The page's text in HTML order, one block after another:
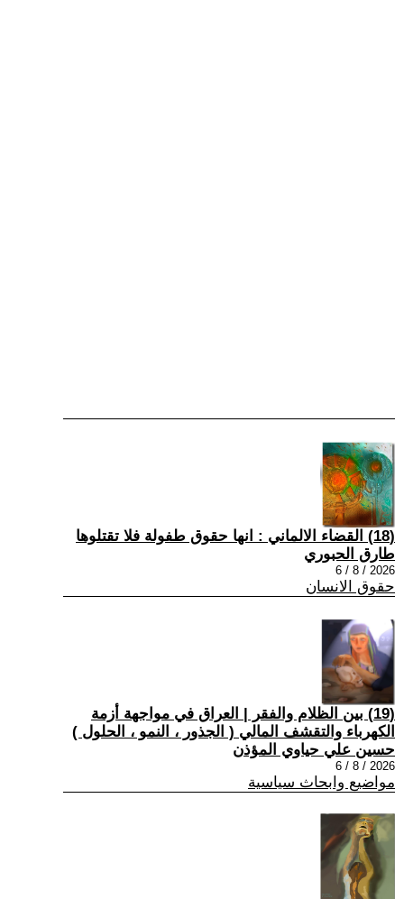
(18) القضاء الالماني : انها حقوق طفولة فلا تقتلوها
طارق الحبوري
2026 / 8 / 6
حقوق الانسان
(19) بين الظلام والفقر | العراق في مواجهة أزمة
الكهرباء والتقشف المالي ( الجذور ، النمو ، الحلول )
حسين علي حياوي المؤذن
2026 / 8 / 6
مواضيع وابحاث سياسية